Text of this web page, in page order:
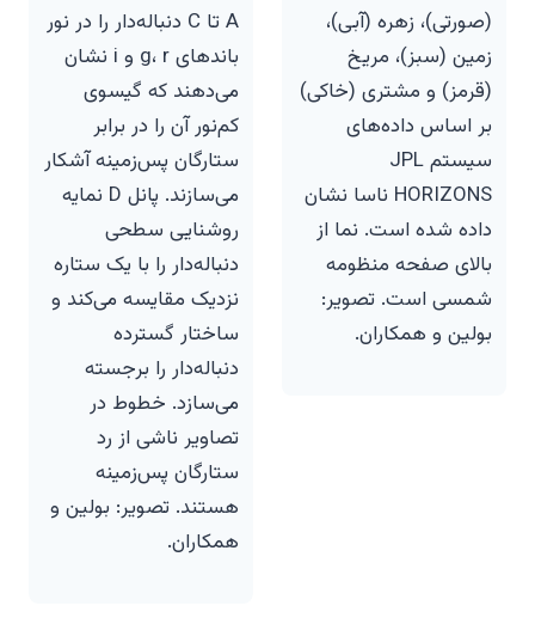
(صورتی)، زهره (آبی)،
زمین (سبز)، مریخ
(قرمز) و مشتری (خاکی)
بر اساس داده‌های
سیستم JPL
HORIZONS ناسا نشان
داده شده است. نما از
بالای صفحه منظومه
شمسی است. تصویر:
بولین و همکاران.
A تا C دنباله‌دار را در نور
باندهای g، r و i نشان
می‌دهند که گیسوی
کم‌نور آن را در برابر
ستارگان پس‌زمینه آشکار
می‌سازند. پانل D نمایه
روشنایی سطحی
دنباله‌دار را با یک ستاره
نزدیک مقایسه می‌کند و
ساختار گسترده
دنباله‌دار را برجسته
می‌سازد. خطوط در
تصاویر ناشی از رد
ستارگان پس‌زمینه
هستند. تصویر: بولین و
همکاران.